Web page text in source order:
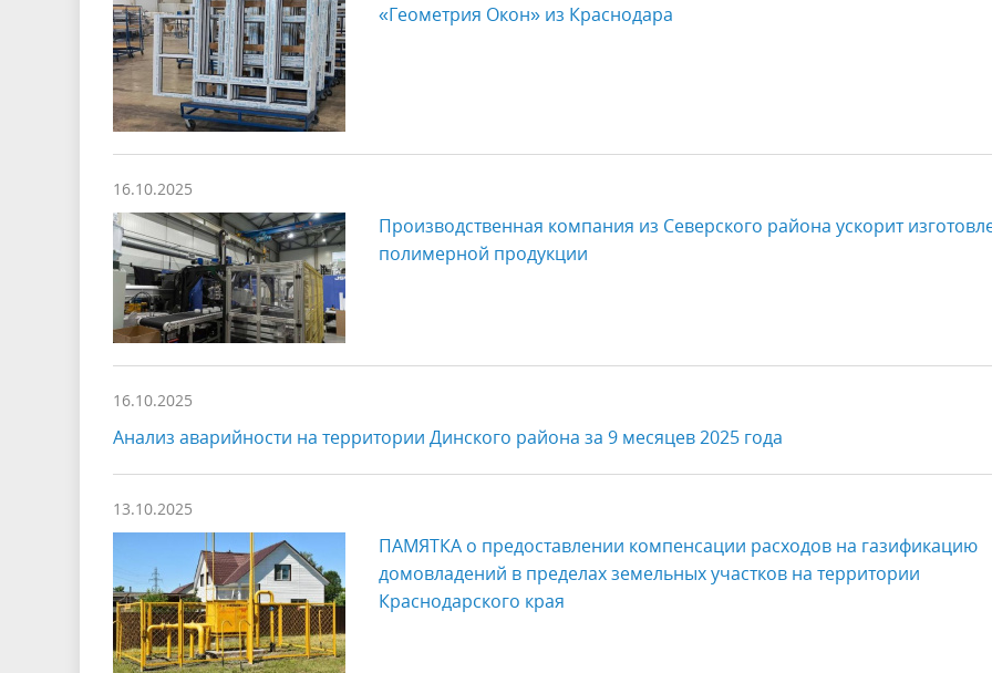
«Геометрия Окон» из Краснодара
16.10.2025
Производственная компания из Северского района ускорит
полимерной продукции
16.10.2025
Анализ аварийности на территории Динского района за 9 месяцев 2025 года
13.10.2025
ПАМЯТКА о предоставлении компенсации расходов на газификацию
домовладений в пределах земельных участков на территории
Краснодарского края